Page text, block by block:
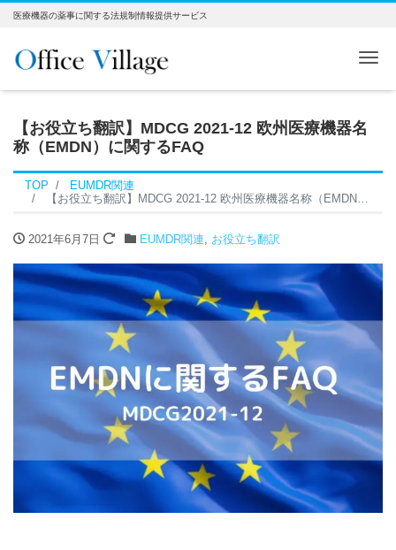
医療機器の薬事に関する法規制情報提供サービス
【お役立ち翻訳】MDCG 2021-12 欧州医療機器名
称（EMDN）に関するFAQ
TOP
EUMDR関連
【お役立ち翻訳】MDCG 2021-12 欧州医療機器名称（EMDN）に関するFAQ
2021年6月7日 EUMDR関連 お役立ち翻訳